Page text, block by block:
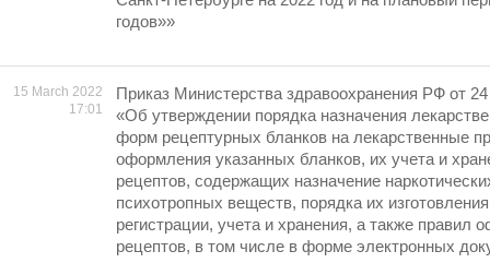
годов»»
15 March 2022
17:01
Приказ Министерства здравоохранения РФ от 24
«Об утверждении порядка назначения
форм рецептурных бланков на лекарственные
оформления указанных бланков, их учета и
рецептов, содержащих назначение
психотропных веществ, порядка их
регистрации, учета и хранения, а также правил
рецептов, в том числе в форме электронных